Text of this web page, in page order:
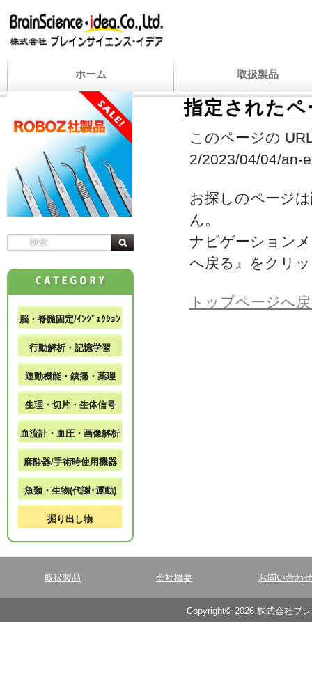
ホーム 取扱製品
指定された
このページの
2/2023/04/04/an-
お探しのページ
ん。
ナビゲーション
へ戻る』をクリ
トップページへ
脳・脊髄固定/ｲﾝｼﾞｪｸｼｮﾝ
行動解析・記憶学習
運動機能・鎮痛・薬理
生理・切片・生体信号
血流計・血圧・画像解析
麻酔器/手術時使用機器
魚類・生物(代謝･運動)
掘り出し物
取扱製品 会社概要 お問い合わせ
Copyright© 2026 株式会社ブ